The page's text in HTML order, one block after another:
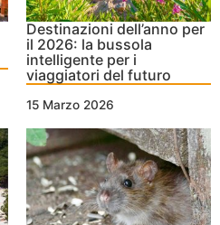
Destinazioni dell’anno per
il 2026: la bussola
intelligente per i
viaggiatori del futuro
15 Marzo 2026